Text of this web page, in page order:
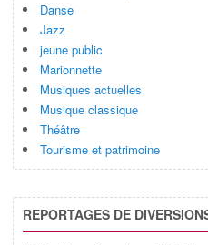
Danse
Jazz
jeune public
Marionnette
Musiques actuelles
Musique classique
Théâtre
Tourisme et patrimoine
REPORTAGES DE